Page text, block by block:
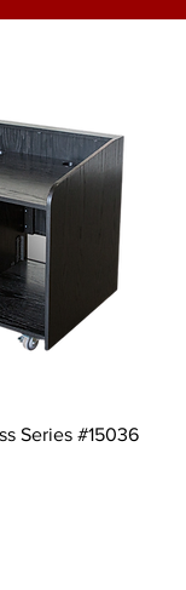
Series #15036